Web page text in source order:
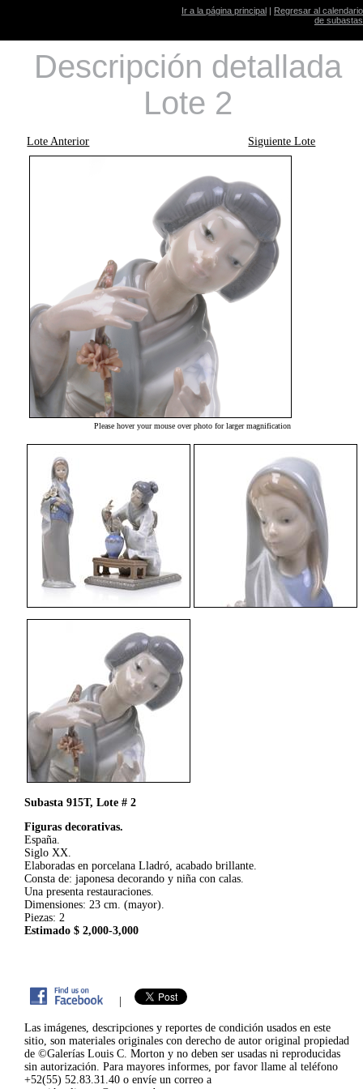
Ir a la página principal | Regresar al calendario
de subastas
Descripción detallada
Lote 2
Lote Anterior Siguiente Lote
Please hover your mouse over photo for larger magnification
Subasta 915T, Lote # 2
Figuras decorativas.
España.
Siglo XX.
Elaboradas en porcelana Lladró, acabado brillante.
Consta de: japonesa decorando y niña con calas.
Una presenta restauraciones.
Dimensiones: 23 cm. (mayor).
Piezas: 2
Estimado $ 2,000-3,000
|
Las imágenes, descripciones y reportes de condición usados en este
sitio, son materiales originales con derecho de autor original propiedad
de ©Galerías Louis C. Morton y no deben ser usadas ni reproducidas
sin autorización. Para mayores informes, por favor llame al teléfono
+52(55) 52.83.31.40 o envíe un correo a